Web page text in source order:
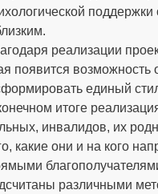
реализации
появится
единый
итоге
инвалидов, их
какие они и на кого
различными